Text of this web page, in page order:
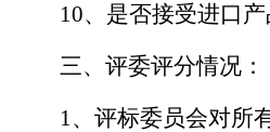
10、是否接受进口产
三、评委评分情况：
1、评标委员会对所